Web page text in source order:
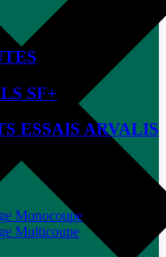
SF+
ESSAIS ARVALIS
Monocoupe
Multicoupe